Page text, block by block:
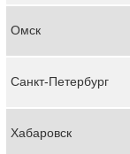
Омск
Санкт-Петербург
Хабаровск